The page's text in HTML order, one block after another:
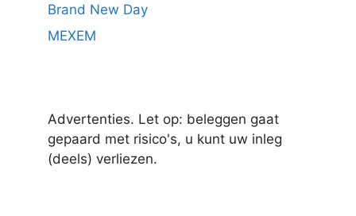
Brand New Day
MEXEM
Advertenties. Let op: beleggen gaat
gepaard met risico's, u kunt uw inleg
(deels) verliezen.